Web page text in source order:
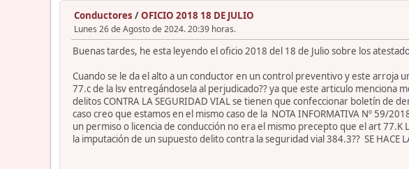
Conductores /OFICIO 2018 18 DE JULIO
Lunes 26 de Agosto de 2024. 20:39 horas.
Buenas tardes, he esta leyendo el oficio 2018 del 18 de Julio sobre los
Cuando se le da el alto a un conductor en un control preventivo y este arroja
77.c de la lsv entregándosela al perjudicado?? ya que este articulo menciona
delitos CONTRA LA SEGURIDAD VIAL se tienen que confeccionar boletín de
caso creo que estamos en el mismo caso de la NOTA INFORMATIVA Nº 59/
un permiso o licencia de conducción no era el mismo precepto que el art
la imputación de un supuesto delito contra la seguridad vial 384.3?? SE HACE